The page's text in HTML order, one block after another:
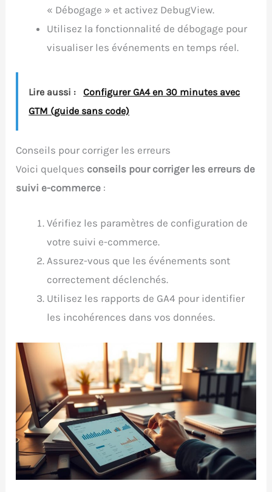
« Débogage » et activez DebugView.
Utilisez la fonctionnalité de débogage pour
visualiser les événements en temps réel.
Lire aussi :
Configurer GA4 en 30 minutes avec
GTM (guide sans code)
Conseils pour corriger les erreurs
Voici quelques conseils pour corriger les erreurs de
suivi e-commerce :
Vérifiez les paramètres de configuration de
votre suivi e-commerce.
Assurez-vous que les événements sont
correctement déclenchés.
Utilisez les rapports de GA4 pour identifier
les incohérences dans vos données.